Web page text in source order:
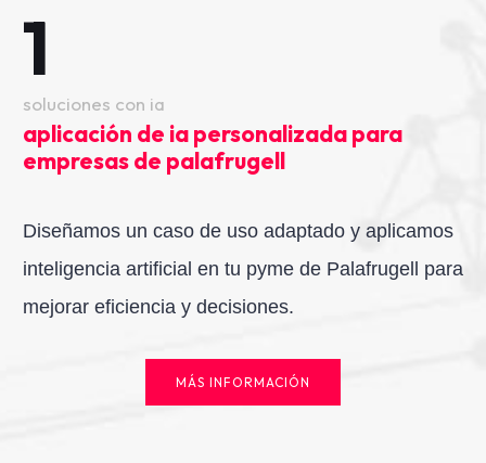
1
soluciones con ia
aplicación de ia personalizada para
empresas de palafrugell
Diseñamos un caso de uso adaptado y aplicamos
inteligencia artificial en tu pyme de Palafrugell para
mejorar eficiencia y decisiones.
MÁS INFORMACIÓN